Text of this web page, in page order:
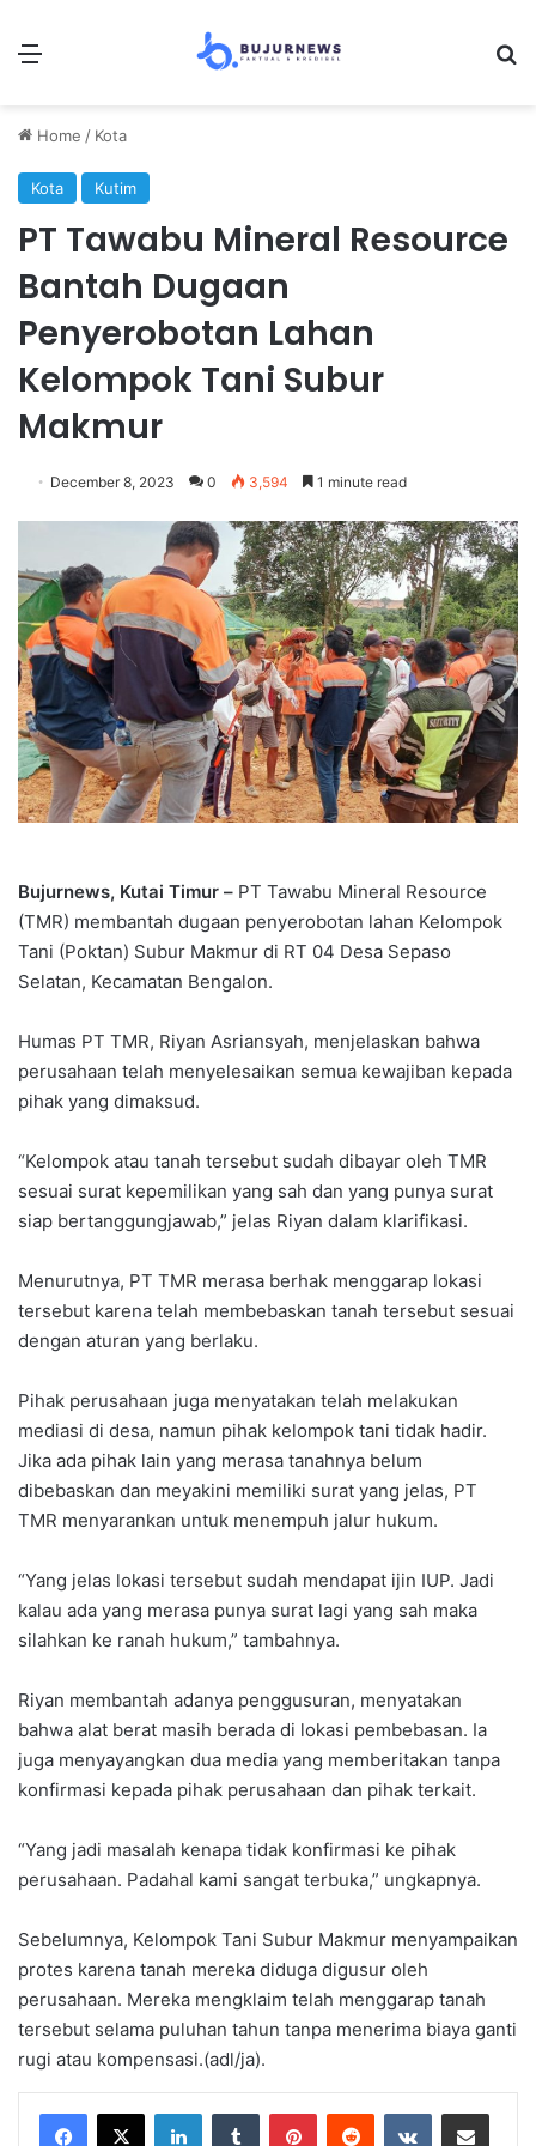
Menu
Home / Kota
Kota Kutim
PT Tawabu Mineral Resource
Bantah Dugaan
Penyerobotan Lahan
Kelompok Tani Subur
Makmur
December 8, 2023 0 3,594 1 minute read
Bujurnews, Kutai Timur – PT Tawabu Mineral Resource
(TMR) membantah dugaan penyerobotan lahan Kelompok
Tani (Poktan) Subur Makmur di RT 04 Desa Sepaso
Selatan, Kecamatan Bengalon.
Humas PT TMR, Riyan Asriansyah, menjelaskan bahwa
perusahaan telah menyelesaikan semua kewajiban kepada
pihak yang dimaksud.
“Kelompok atau tanah tersebut sudah dibayar oleh TMR
sesuai surat kepemilikan yang sah dan yang punya surat
siap bertanggungjawab,” jelas Riyan dalam klarifikasi.
Menurutnya, PT TMR merasa berhak menggarap lokasi
tersebut karena telah membebaskan tanah tersebut sesuai
dengan aturan yang berlaku.
Pihak perusahaan juga menyatakan telah melakukan
mediasi di desa, namun pihak kelompok tani tidak hadir.
Jika ada pihak lain yang merasa tanahnya belum
dibebaskan dan meyakini memiliki surat yang jelas, PT
TMR menyarankan untuk menempuh jalur hukum.
“Yang jelas lokasi tersebut sudah mendapat ijin IUP. Jadi
kalau ada yang merasa punya surat lagi yang sah maka
silahkan ke ranah hukum,” tambahnya.
Riyan membantah adanya penggusuran, menyatakan
bahwa alat berat masih berada di lokasi pembebasan. Ia
juga menyayangkan dua media yang memberitakan tanpa
konfirmasi kepada pihak perusahaan dan pihak terkait.
“Yang jadi masalah kenapa tidak konfirmasi ke pihak
perusahaan. Padahal kami sangat terbuka,” ungkapnya.
Sebelumnya, Kelompok Tani Subur Makmur menyampaikan
protes karena tanah mereka diduga digusur oleh
perusahaan. Mereka mengklaim telah menggarap tanah
tersebut selama puluhan tahun tanpa menerima biaya ganti
rugi atau kompensasi.(adl/ja).
LinkedInTumblr PinterestReddit VKontakteShare via Email